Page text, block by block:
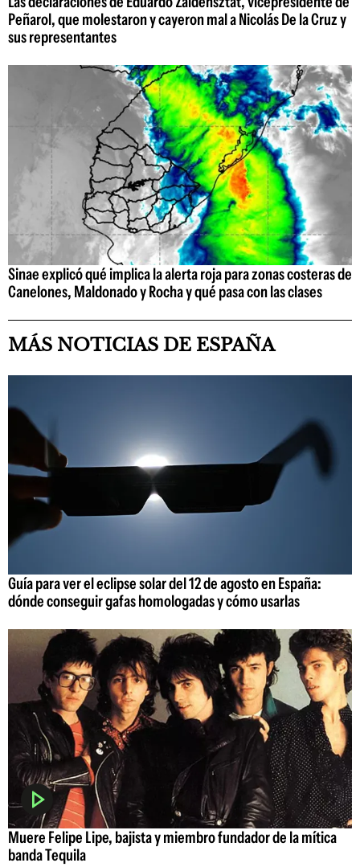
Peñarol, que molestaron y cayeron mal a Nicolás De la Cruz y
sus representantes
Sinae explicó qué implica la alerta roja para zonas costeras de
Canelones, Maldonado y Rocha y qué pasa con las clases
MÁS NOTICIAS DE ESPAÑA
Guía para ver el eclipse solar del 12 de agosto en España:
dónde conseguir gafas homologadas y cómo usarlas
Muere Felipe Lipe, bajista y miembro fundador de la mítica
banda Tequila